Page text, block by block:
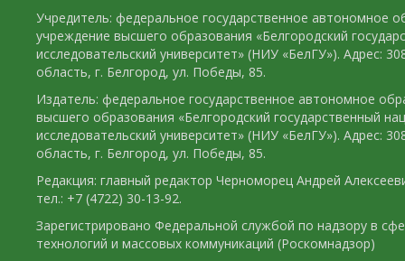
Учредитель: федеральное государственное автономное
учреждение высшего образования «Белгородский
исследовательский университет» (НИУ «БелГУ»). Адрес:
область, г. Белгород, ул. Победы, 85.
Издатель: федеральное государственное автономное
высшего образования «Белгородский государственный
исследовательский университет» (НИУ «БелГУ»). Адрес:
область, г. Белгород, ул. Победы, 85.
Редакция: главный редактор Черноморец Андрей
тел.: +7 (4722) 30-13-92.
Зарегистрировано Федеральной службой по надзору в
технологий и массовых коммуникаций (Роскомнадзор)